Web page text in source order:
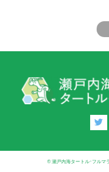
© 瀬戸内海タートル･フルマ